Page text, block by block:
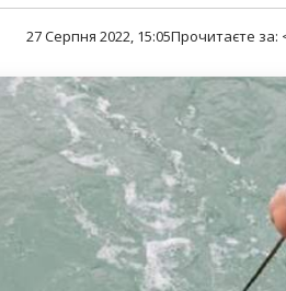
27 Серпня 2022, 15:05Прочитаєте за: